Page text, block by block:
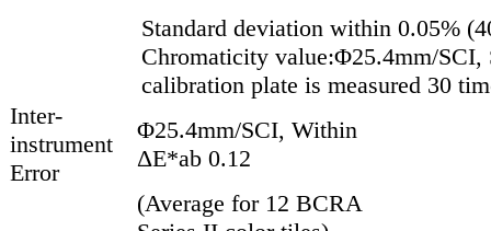
Standard deviation within 0.05%
Chromaticity value:Φ25.4mm/
calibration plate is measured 30
Inter-
instrument
Error
Φ25.4mm/SCI, Within
ΔE*ab 0.12
(Average for 12 BCRA